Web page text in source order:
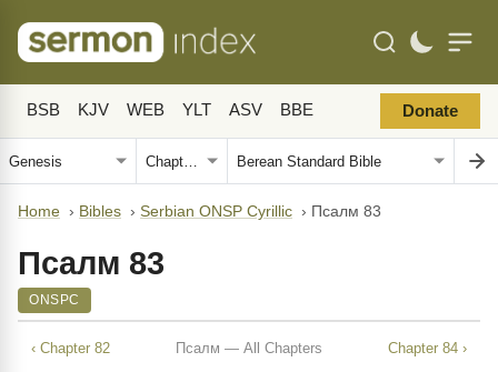
BSB KJV WEB YLT ASV BBE Donate
Home › Bibles › Serbian ONSP Cyrillic › Псалм 83
Псалм 83
ONSPC
‹ Chapter 82 Псалм — All Chapters Chapter 84 ›